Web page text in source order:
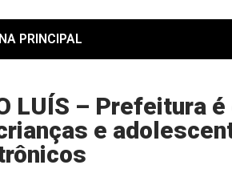
PRINCIPAL
LUÍS – Prefeitura
e